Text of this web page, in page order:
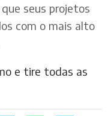
seus projetos
com o mais alto
e tire todas as